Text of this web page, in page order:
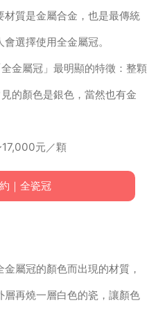
質是金屬合金，也是最傳統
選擇使用全金屬冠。
全金屬冠」最明顯的特徵：整顆
的顏色是銀色，當然也有金
元／顆
｜全瓷冠
金屬冠的顏色而出現的材質，
再燒一層白色的瓷，讓顏色